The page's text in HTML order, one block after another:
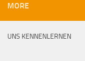
MORE
UNS KENNENLERNEN